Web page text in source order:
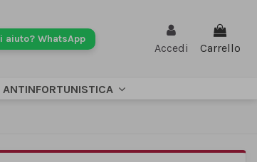
aiuto? WhatsApp
Accedi Carrello
ANTINFORTUNISTICA